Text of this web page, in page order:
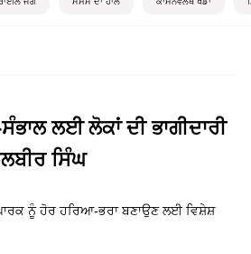
ਲਈ ਲੋਕਾਂ ਦੀ ਭਾਗੀਦਾਰੀ
ਸਿੰਘ
ਨੂੰ ਹੋਰ ਹਰਿਆ-ਭਰਾ ਬਣਾਉਣ ਲਈ ਵਿਸ਼ੇਸ਼